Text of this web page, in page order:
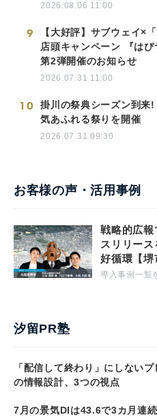
2026.08.06 11:00
9
【大好評】サブウェイ×
店頭キャンペーン 『はぴ
第2弾開催のお知らせ
2026.07.31 11:00
10
掛川の祭典シーズン到来
気あふれる祭りを開催
2026.07.31 09:30
お客様の声・活用事例
戦略的広報
スリリー
好循環【堺
導入事例一覧
汐留PR塾
「配信して終わり」にしない
の情報設計、3つの視点
7月の景気DIは43.6で3カ月連